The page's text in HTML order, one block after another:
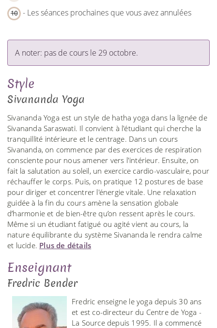
10 - Les séances prochaines que vous avez annulées
A noter: pas de cours le 29 octobre.
Style
Sivananda Yoga
Sivananda Yoga est un style de hatha yoga dans la lignée de
Sivananda Saraswati. Il convient à l'étudiant qui cherche la
tranquillité intérieure et le centrage. Dans un cours
Sivananda, on commence par des exercices de respiration
consciente pour nous amener vers l'intérieur. Ensuite, on
fait la salutation au soleil, un exercice cardio-vasculaire, pour
réchauffer le corps. Puis, on pratique 12 postures de base
pour diriger et concentrer l'énergie vitale. Une relaxation
guidée à la fin du cours amène la sensation globale
d’harmonie et de bien-être qu’on ressent après le cours.
Même si un étudiant fatigué ou agité vient au cours, la
nature équilibrante du système Sivananda le rendra calme
et lucide. Plus de détails
Enseignant
Fredric Bender
Fredric enseigne le yoga depuis 30 ans
et est co-directeur du Centre de Yoga -
La Source depuis 1995. Il a commencé